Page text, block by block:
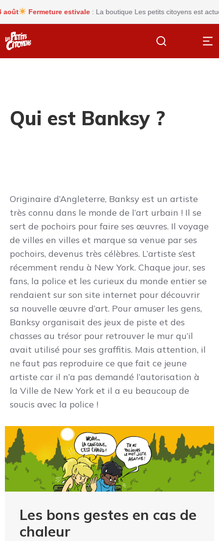
Fermeture estivale: La boutique Les petits citoyens est
Qui est Banksy ?
Originaire d’Angleterre, Banksy est un artiste
très connu dans le monde de l’art urbain ! Il se
sert de pochoirs pour faire ses œuvres. Il voyage
de villes en villes et marque sa venue par ses
pochoirs, devenus très célèbres. L’artiste s’est
récemment rendu à New York. Chaque jour, ses
fans, la police et les curieux du monde entier se
rendaient sur son site internet pour découvrir
sa nouvelle œuvre d’art. Pour amuser les gens,
Banksy organisait des jeux de piste et des
chasses au trésor pour retrouver le mur qu’il
avait utilisé pour ses graffitis. Mais attention, il
ne faut pas reproduire ce que fait ce jeune
artiste car il n’a pas demandé l’autorisation à
la Ville de New York et il a eu beaucoup de
soucis avec la police !
Les bons gestes en cas de
chaleur